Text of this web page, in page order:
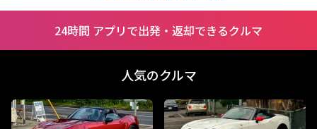
24時間 アプリで出発・返却できるクルマ
人気のクルマ